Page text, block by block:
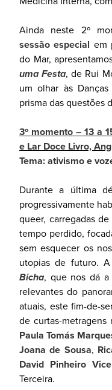
Ainda neste 2º
sessão especial em
do Mar,
uma Festa, de Rui
um olhar às
prisma das questões
3º momento – 13 a
e Lar Doce Livro,
Tema: ativismo e
Durante a última
progressivamente
queer, carregadas
tempo perdido,
sem esquecer os
utopias de futuro.
Bicha, que nos dá a
relevantes do
atuais, este fim-de-
de curtas-metragens
Paula Tomás
Joana de Sousa,
David Pinheiro
Terceira.